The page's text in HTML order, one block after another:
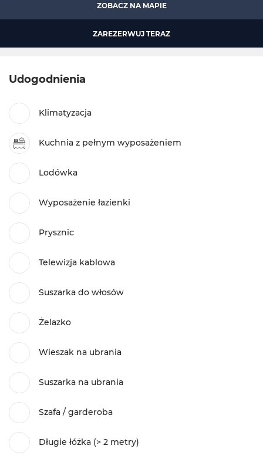
ZOBACZ NA MAPIE
ZAREZERWUJ TERAZ
Udogodnienia
Klimatyzacja
Kuchnia z pełnym wyposażeniem
Lodówka
Wyposażenie łazienki
Prysznic
Telewizja kablowa
Suszarka do włosów
Żelazko
Wieszak na ubrania
Suszarka na ubrania
Szafa / garderoba
Długie łóżka (> 2 metry)